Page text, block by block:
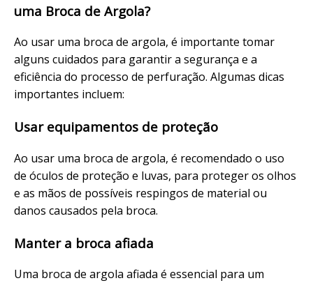
uma Broca de Argola?
Ao usar uma broca de argola, é importante tomar
alguns cuidados para garantir a segurança e a
eficiência do processo de perfuração. Algumas dicas
importantes incluem:
Usar equipamentos de proteção
Ao usar uma broca de argola, é recomendado o uso
de óculos de proteção e luvas, para proteger os olhos
e as mãos de possíveis respingos de material ou
danos causados pela broca.
Manter a broca afiada
Uma broca de argola afiada é essencial para um